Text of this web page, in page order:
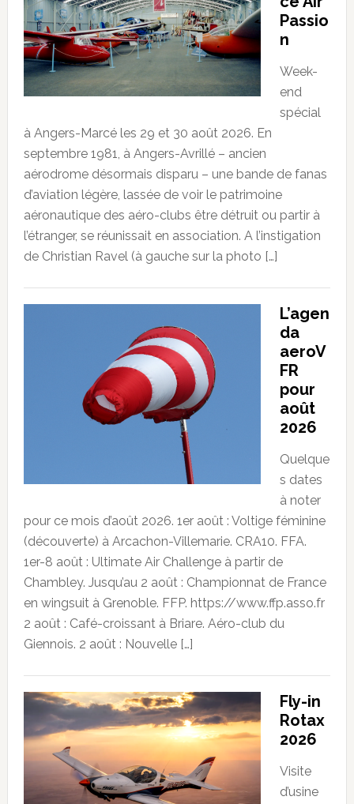
Passio
n
Week-
end
spécial
à Angers-Marcé les 29 et 30 août 2026. En
septembre 1981, à Angers-Avrillé – ancien
aérodrome désormais disparu – une bande de fanas
d’aviation légère, lassée de voir le patrimoine
aéronautique des aéro-clubs être détruit ou partir à
l’étranger, se réunissait en association. A l’instigation
de Christian Ravel (à gauche sur la photo […]
L’agen
da
aeroV
FR
pour
août
2026
Quelque
s dates
à noter
pour ce mois d’août 2026. 1er août : Voltige féminine
(découverte) à Arcachon-Villemarie. CRA10. FFA.
1er-8 août : Ultimate Air Challenge à partir de
Chambley. Jusqu’au 2 août : Championnat de France
en wingsuit à Grenoble. FFP. https://www.ffp.asso.fr
2 août : Café-croissant à Briare. Aéro-club du
Giennois. 2 août : Nouvelle […]
Fly-in
Rotax
2026
Visite
d’usine